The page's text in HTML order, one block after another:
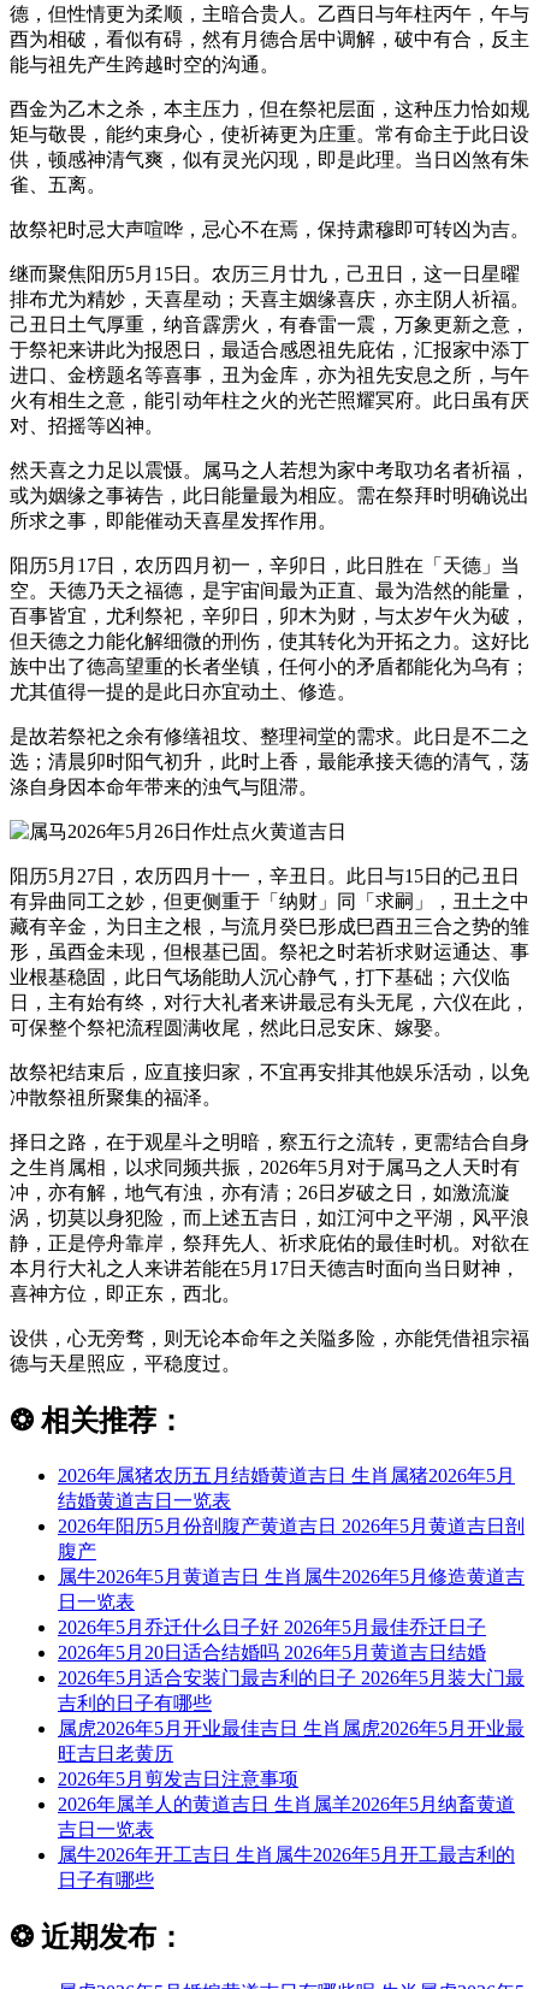
德，但性情更为柔顺，主暗合贵人。乙酉日与年柱丙午，午与
酉为相破，看似有碍，然有月德合居中调解，破中有合，反主
能与祖先产生跨越时空的沟通。
酉金为乙木之杀，本主压力，但在祭祀层面，这种压力恰如规
矩与敬畏，能约束身心，使祈祷更为庄重。常有命主于此日设
供，顿感神清气爽，似有灵光闪现，即是此理。当日凶煞有朱
雀、五离。
故祭祀时忌大声喧哗，忌心不在焉，保持肃穆即可转凶为吉。
继而聚焦阳历5月15日。农历三月廿九，己丑日，这一日星曜
排布尤为精妙，天喜星动；天喜主姻缘喜庆，亦主阴人祈福。
己丑日土气厚重，纳音霹雳火，有春雷一震，万象更新之意，
于祭祀来讲此为报恩日，最适合感恩祖先庇佑，汇报家中添丁
进口、金榜题名等喜事，丑为金库，亦为祖先安息之所，与午
火有相生之意，能引动年柱之火的光芒照耀冥府。此日虽有厌
对、招摇等凶神。
然天喜之力足以震慑。属马之人若想为家中考取功名者祈福，
或为姻缘之事祷告，此日能量最为相应。需在祭拜时明确说出
所求之事，即能催动天喜星发挥作用。
阳历5月17日，农历四月初一，辛卯日，此日胜在「天德」当
空。天德乃天之福德，是宇宙间最为正直、最为浩然的能量，
百事皆宜，尤利祭祀，辛卯日，卯木为财，与太岁午火为破，
但天德之力能化解细微的刑伤，使其转化为开拓之力。这好比
族中出了德高望重的长者坐镇，任何小的矛盾都能化为乌有；
尤其值得一提的是此日亦宜动土、修造。
是故若祭祀之余有修缮祖坟、整理祠堂的需求。此日是不二之
选；清晨卯时阳气初升，此时上香，最能承接天德的清气，荡
涤自身因本命年带来的浊气与阻滞。
阳历5月27日，农历四月十一，辛丑日。此日与15日的己丑日
有异曲同工之妙，但更侧重于「纳财」同「求嗣」，丑土之中
藏有辛金，为日主之根，与流月癸巳形成巳酉丑三合之势的雏
形，虽酉金未现，但根基已固。祭祀之时若祈求财运通达、事
业根基稳固，此日气场能助人沉心静气，打下基础；六仪临
日，主有始有终，对行大礼者来讲最忌有头无尾，六仪在此，
可保整个祭祀流程圆满收尾，然此日忌安床、嫁娶。
故祭祀结束后，应直接归家，不宜再安排其他娱乐活动，以免
冲散祭祖所聚集的福泽。
择日之路，在于观星斗之明暗，察五行之流转，更需结合自身
之生肖属相，以求同频共振，2026年5月对于属马之人天时有
冲，亦有解，地气有浊，亦有清；26日岁破之日，如激流漩
涡，切莫以身犯险，而上述五吉日，如江河中之平湖，风平浪
静，正是停舟靠岸，祭拜先人、祈求庇佑的最佳时机。对欲在
本月行大礼之人来讲若能在5月17日天德吉时面向当日财神，
喜神方位，即正东，西北。
设供，心无旁骛，则无论本命年之关隘多险，亦能凭借祖宗福
德与天星照应，平稳度过。
❂ 相关推荐：
2026年属猪农历五月结婚黄道吉日 生肖属猪2026年5月
结婚黄道吉日一览表
2026年阳历5月份剖腹产黄道吉日 2026年5月黄道吉日剖
腹产
属牛2026年5月黄道吉日 生肖属牛2026年5月修造黄道吉
日一览表
2026年5月乔迁什么日子好 2026年5月最佳乔迁日子
2026年5月20日适合结婚吗 2026年5月黄道吉日结婚
2026年5月适合安装门最吉利的日子 2026年5月装大门最
吉利的日子有哪些
属虎2026年5月开业最佳吉日 生肖属虎2026年5月开业最
旺吉日老黄历
2026年5月剪发吉日注意事项
2026年属羊人的黄道吉日 生肖属羊2026年5月纳畜黄道
吉日一览表
属牛2026年开工吉日 生肖属牛2026年5月开工最吉利的
日子有哪些
❂ 近期发布：